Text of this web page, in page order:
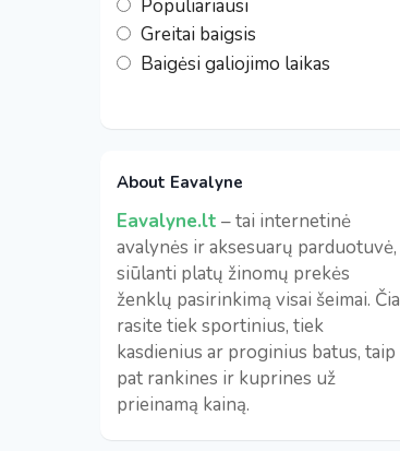
Populiariausi
Greitai baigsis
Baigėsi galiojimo laikas
About Eavalyne
Eavalyne.lt – tai internetinė
avalynės ir aksesuarų parduotuvė,
siūlanti platų žinomų prekės
ženklų pasirinkimą visai šeimai. Čia
rasite tiek sportinius, tiek
kasdienius ar proginius batus, taip
pat rankines ir kuprines už
prieinamą kainą.